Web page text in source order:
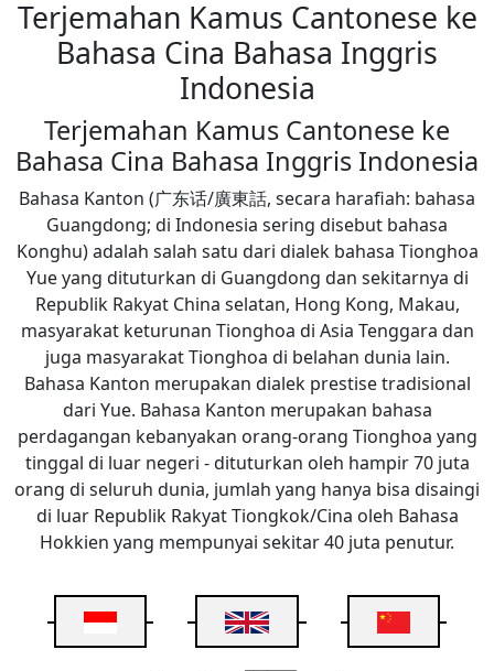
Terjemahan Kamus Cantonese ke
Bahasa Cina Bahasa Inggris
Indonesia
Terjemahan Kamus Cantonese ke
Bahasa Cina Bahasa Inggris Indonesia
Bahasa Kanton (广东话/廣東話, secara harafiah: bahasa
Guangdong; di Indonesia sering disebut bahasa
Konghu) adalah salah satu dari dialek bahasa Tionghoa
Yue yang dituturkan di Guangdong dan sekitarnya di
Republik Rakyat China selatan, Hong Kong, Makau,
masyarakat keturunan Tionghoa di Asia Tenggara dan
juga masyarakat Tionghoa di belahan dunia lain.
Bahasa Kanton merupakan dialek prestise tradisional
dari Yue. Bahasa Kanton merupakan bahasa
perdagangan kebanyakan orang-orang Tionghoa yang
tinggal di luar negeri - dituturkan oleh hampir 70 juta
orang di seluruh dunia, jumlah yang hanya bisa disaingi
di luar Republik Rakyat Tiongkok/Cina oleh Bahasa
Hokkien yang mempunyai sekitar 40 juta penutur.